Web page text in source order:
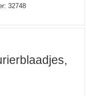
32748